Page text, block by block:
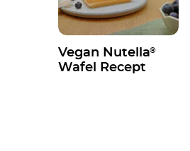
Vegan Nutella®
Wafel Recept